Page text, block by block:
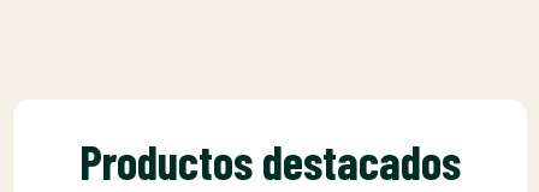
Productos destacados